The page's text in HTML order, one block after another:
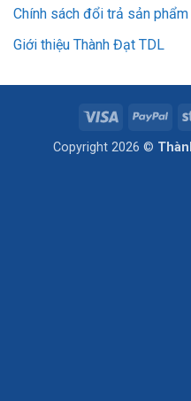
Chính sách đổi trả sản phẩm
Giới thiệu Thành Đạt TDL
Visa
Copyright 2026 ©